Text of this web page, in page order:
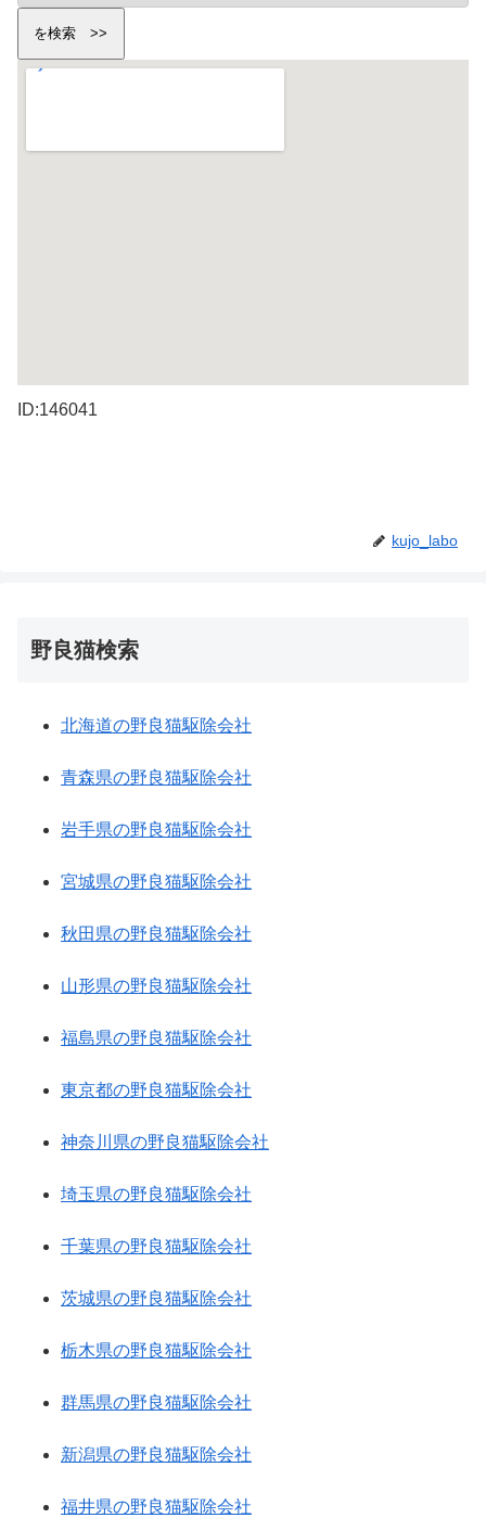
ID:146041
kujo_labo
野良猫検索
北海道の野良猫駆除会社
青森県の野良猫駆除会社
岩手県の野良猫駆除会社
宮城県の野良猫駆除会社
秋田県の野良猫駆除会社
山形県の野良猫駆除会社
福島県の野良猫駆除会社
東京都の野良猫駆除会社
神奈川県の野良猫駆除会社
埼玉県の野良猫駆除会社
千葉県の野良猫駆除会社
茨城県の野良猫駆除会社
栃木県の野良猫駆除会社
群馬県の野良猫駆除会社
新潟県の野良猫駆除会社
福井県の野良猫駆除会社